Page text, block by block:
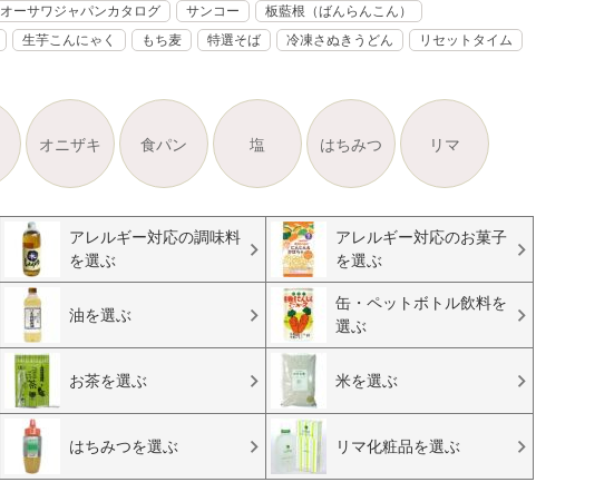
オーサワジャパンカタログ サンコー
板藍根（ばんらんこん）
生芋こんにゃく もち麦 特選そば 冷凍さぬきうどん
リセットタイム
オニザキ 食パン 塩 はちみつ リマ
アレルギー対応の調味料
を選ぶ
アレルギー対応のお菓子
を選ぶ
油を選ぶ
缶・ペットボトル飲料を
選ぶ
お茶を選ぶ 米を選ぶ
はちみつを選ぶ リマ化粧品を選ぶ